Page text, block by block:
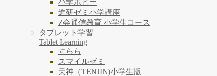
小学ポピー
進研ゼミ小学講座
Z会通信教育 小学生コース
タブレット学習
Tablet Learning
すらら
スマイルゼミ
天神（TENJIN)小学生版